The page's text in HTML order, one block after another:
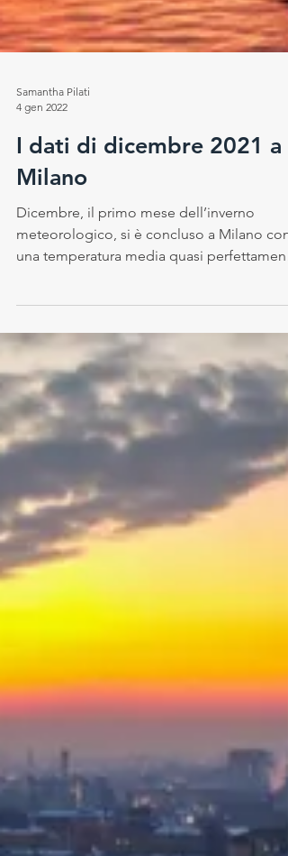
Samantha Pilati
I dati di dicembre 2021 a
Dicembre, il primo mese dell’inverno
meteorologico, si è concluso a Milano con
una temperatura media quasi
in linea con il...